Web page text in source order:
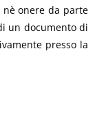
onere da parte
un documento di
presso la